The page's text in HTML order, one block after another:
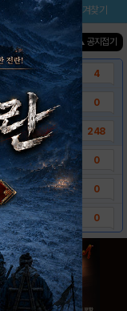
가 즐겨찾기
인 이벤트 0건 ▲ 공지접기
4
0
248
0
0
0